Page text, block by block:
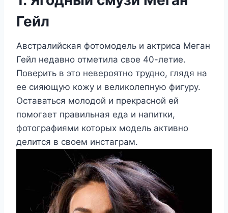
Гейл
Австралийская фотомодель и актриса Меган
Гейл недавно отметила свое 40-летие.
Поверить в это невероятно трудно, глядя на
ее сияющую кожу и великолепную фигуру.
Оставаться молодой и прекрасной ей
помогает правильная еда и напитки,
фотографиями которых модель активно
делится в своем инстаграм.